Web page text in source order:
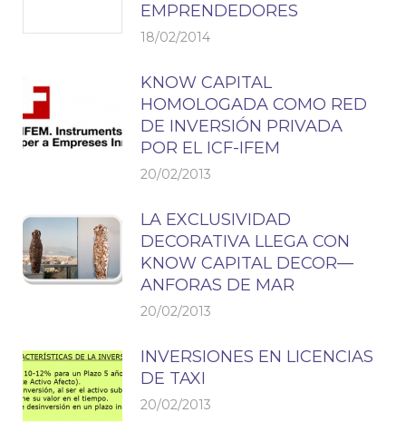
EMPRENDEDORES
18/02/2014
KNOW CAPITAL
HOMOLOGADA COMO RED
DE INVERSIÓN PRIVADA
POR EL ICF-IFEM
20/02/2013
LA EXCLUSIVIDAD
DECORATIVA LLEGA CON
KNOW CAPITAL DECOR—
ANFORAS DE MAR
20/02/2013
INVERSIONES EN LICENCIAS
DE TAXI
20/02/2013